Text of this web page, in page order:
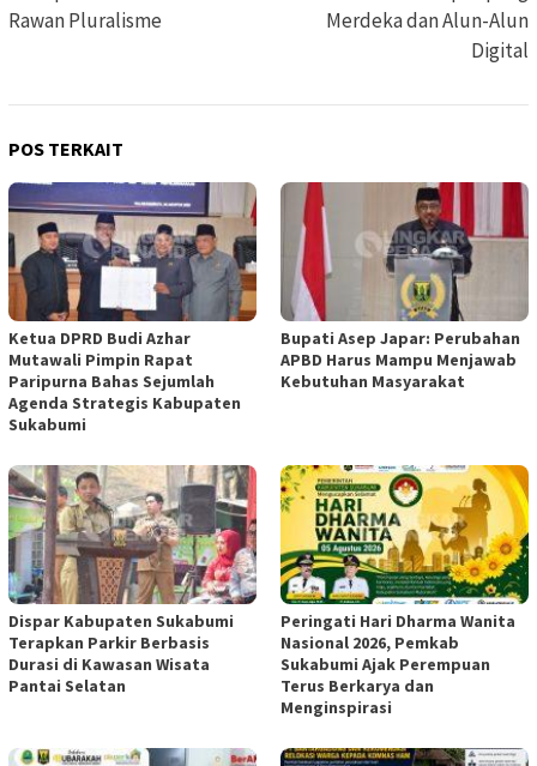
Rawan Pluralisme
Merdeka dan Alun-Alun
Digital
POS TERKAIT
Ketua DPRD Budi Azhar
Mutawali Pimpin Rapat
Paripurna Bahas Sejumlah
Agenda Strategis Kabupaten
Sukabumi
Bupati Asep Japar: Perubahan
APBD Harus Mampu Menjawab
Kebutuhan Masyarakat
Dispar Kabupaten Sukabumi
Terapkan Parkir Berbasis
Durasi di Kawasan Wisata
Pantai Selatan
Peringati Hari Dharma Wanita
Nasional 2026, Pemkab
Sukabumi Ajak Perempuan
Terus Berkarya dan
Menginspirasi